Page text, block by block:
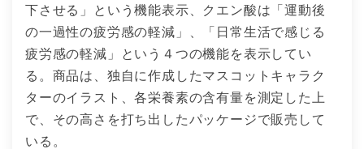
下させる」という機能表示、クエン酸は「運動後
の一過性の疲労感の軽減」、「日常生活で感じる
疲労感の軽減」という４つの機能を表示してい
る。商品は、独自に作成したマスコットキャラク
ターのイラスト、各栄養素の含有量を測定した上
で、その高さを打ち出したパッケージで販売して
いる。